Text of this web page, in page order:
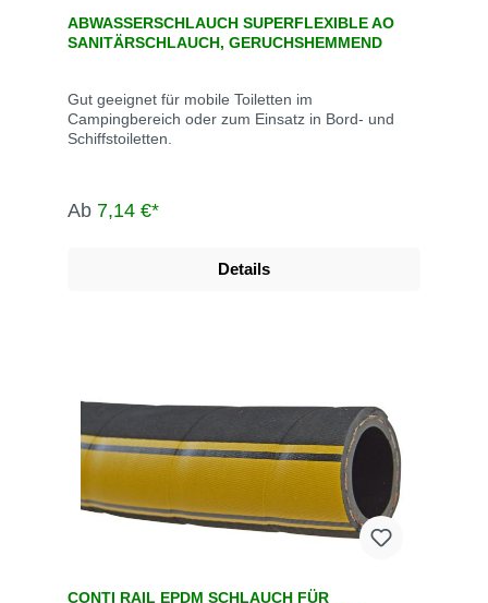
ABWASSERSCHLAUCH SUPERFLEXIBLE AO
SANITÄRSCHLAUCH, GERUCHSHEMMEND
Gut geeignet für mobile Toiletten im
Campingbereich oder zum Einsatz in Bord- und
Schiffstoiletten.
Ab 7,14 €*
Details
CONTI RAIL EPDM SCHLAUCH FÜR